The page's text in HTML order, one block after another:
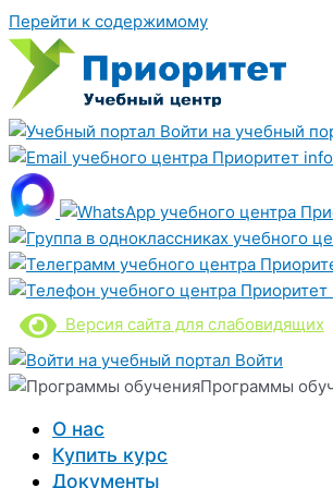
Перейти к содержимому
Войти на учебный
Версия сайта для слабовидящих
Войти
Программы
О нас
Купить курс
Документы